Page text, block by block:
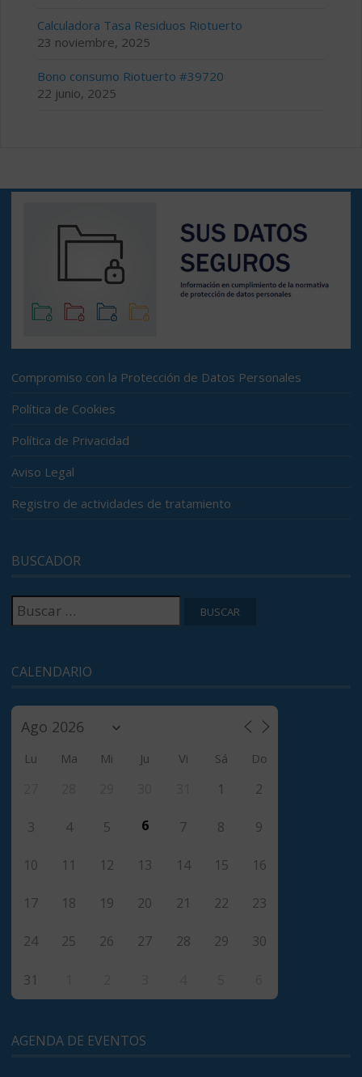
Calculadora Tasa Residuos Riotuerto
23 noviembre, 2025
Bono consumo Riotuerto #39720
22 junio, 2025
Compromiso con la Protección de Datos Personales
Política de Cookies
Política de Privacidad
Aviso Legal
Registro de actividades de tratamiento
BUSCADOR
Buscar:
CALENDARIO
Lu Ma Mi Ju Vi Sá Do
1 2
3 4 5 6 7 8 9
10 11 12 13 14 15 16
17 18 19 20 21 22 23
24 25 26 27 28 29 30
31
AGENDA DE EVENTOS